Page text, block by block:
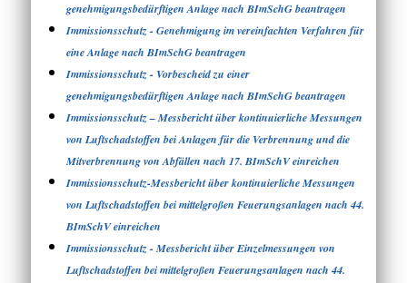
genehmigungsbedürftigen Anlage nach BImSchG beantragen
Immissionsschutz - Genehmigung im vereinfachten Verfahren für
eine Anlage nach BImSchG beantragen
Immissionsschutz - Vorbescheid zu einer
genehmigungsbedürftigen Anlage nach BImSchG beantragen
Immissionsschutz – Messbericht über kontinuierliche Messungen
von Luftschadstoffen bei Anlagen für die Verbrennung und die
Mitverbrennung von Abfällen nach 17. BImSchV einreichen
Immissionsschutz-Messbericht über kontinuierliche Messungen
von Luftschadstoffen bei mittelgroßen Feuerungsanlagen nach 44.
BImSchV einreichen
Immissionsschutz - Messbericht über Einzelmessungen von
Luftschadstoffen bei mittelgroßen Feuerungsanlagen nach 44.